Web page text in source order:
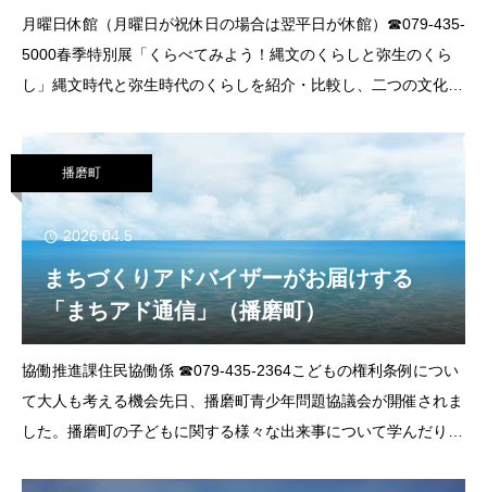
月曜日休館（月曜日が祝休日の場合は翌平日が休館）☎079-435-
5000春季特別展「くらべてみよう！縄文のくらしと弥生のくら
し」縄文時代と弥生時代のくらしを紹介・比較し、二つの文化の
（日）９時30分
播磨町
2026.04.5
まちづくりアドバイザーがお届けする
「まちアド通信」（播磨町）
協働推進課住民協働係 ☎079‐435‐2364こどもの権利条例につい
て大人も考える機会先日、播磨町青少年問題協議会が開催されま
した。播磨町の子どもに関する様々な出来事について学んだり、